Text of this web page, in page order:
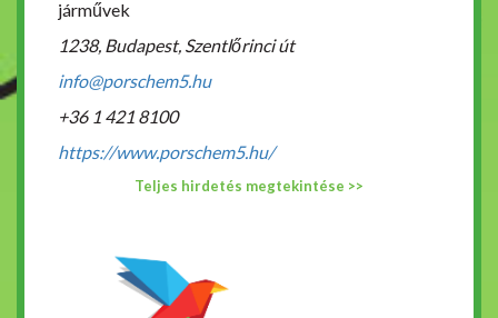
járművek
1238, Budapest, Szentlőrinci út
info@porschem5.hu
+36 1 421 8100
https://www.porschem5.hu/
Teljes hirdetés megtekintése >>